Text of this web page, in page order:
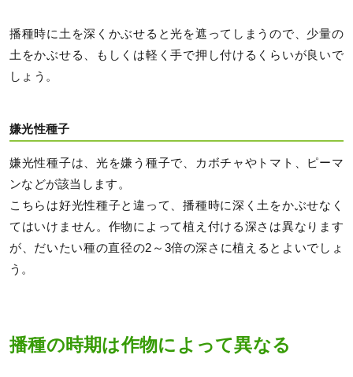
播種時に土を深くかぶせると光を遮ってしまうので、少量の
土をかぶせる、もしくは軽く手で押し付けるくらいが良いで
しょう。
嫌光性種子
嫌光性種子は、光を嫌う種子で、カボチャやトマト、ピーマ
ンなどが該当します。
こちらは好光性種子と違って、播種時に深く土をかぶせなく
てはいけません。作物によって植え付ける深さは異なります
が、だいたい種の直径の2～3倍の深さに植えるとよいでしょ
う。
播種の時期は作物によって異なる